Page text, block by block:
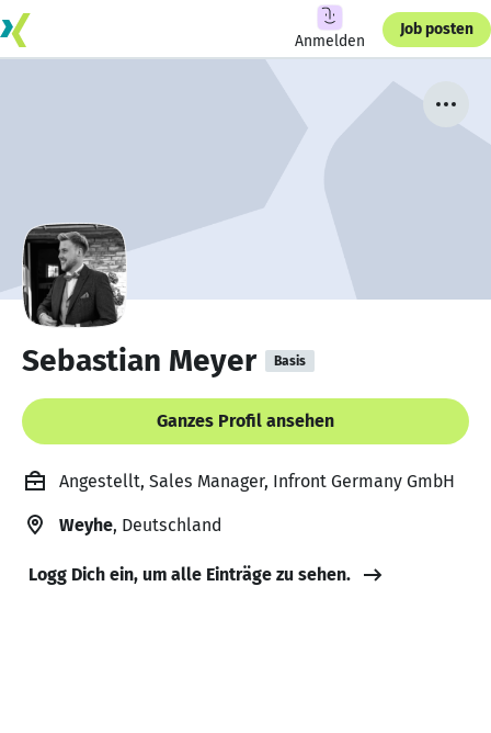
Anmelden
Job posten
Sebastian Meyer Basis
Ganzes Profil ansehen
Angestellt, Sales Manager, Infront Germany GmbH
Weyhe, Deutschland
Logg Dich ein, um alle Einträge zu sehen.